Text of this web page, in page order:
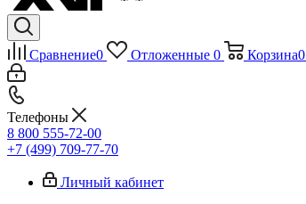
Сравнение0 Отложенные 0 Корзина0
Телефоны
8 800 555-72-00
+7 (499) 709-77-70
Личный кабинет